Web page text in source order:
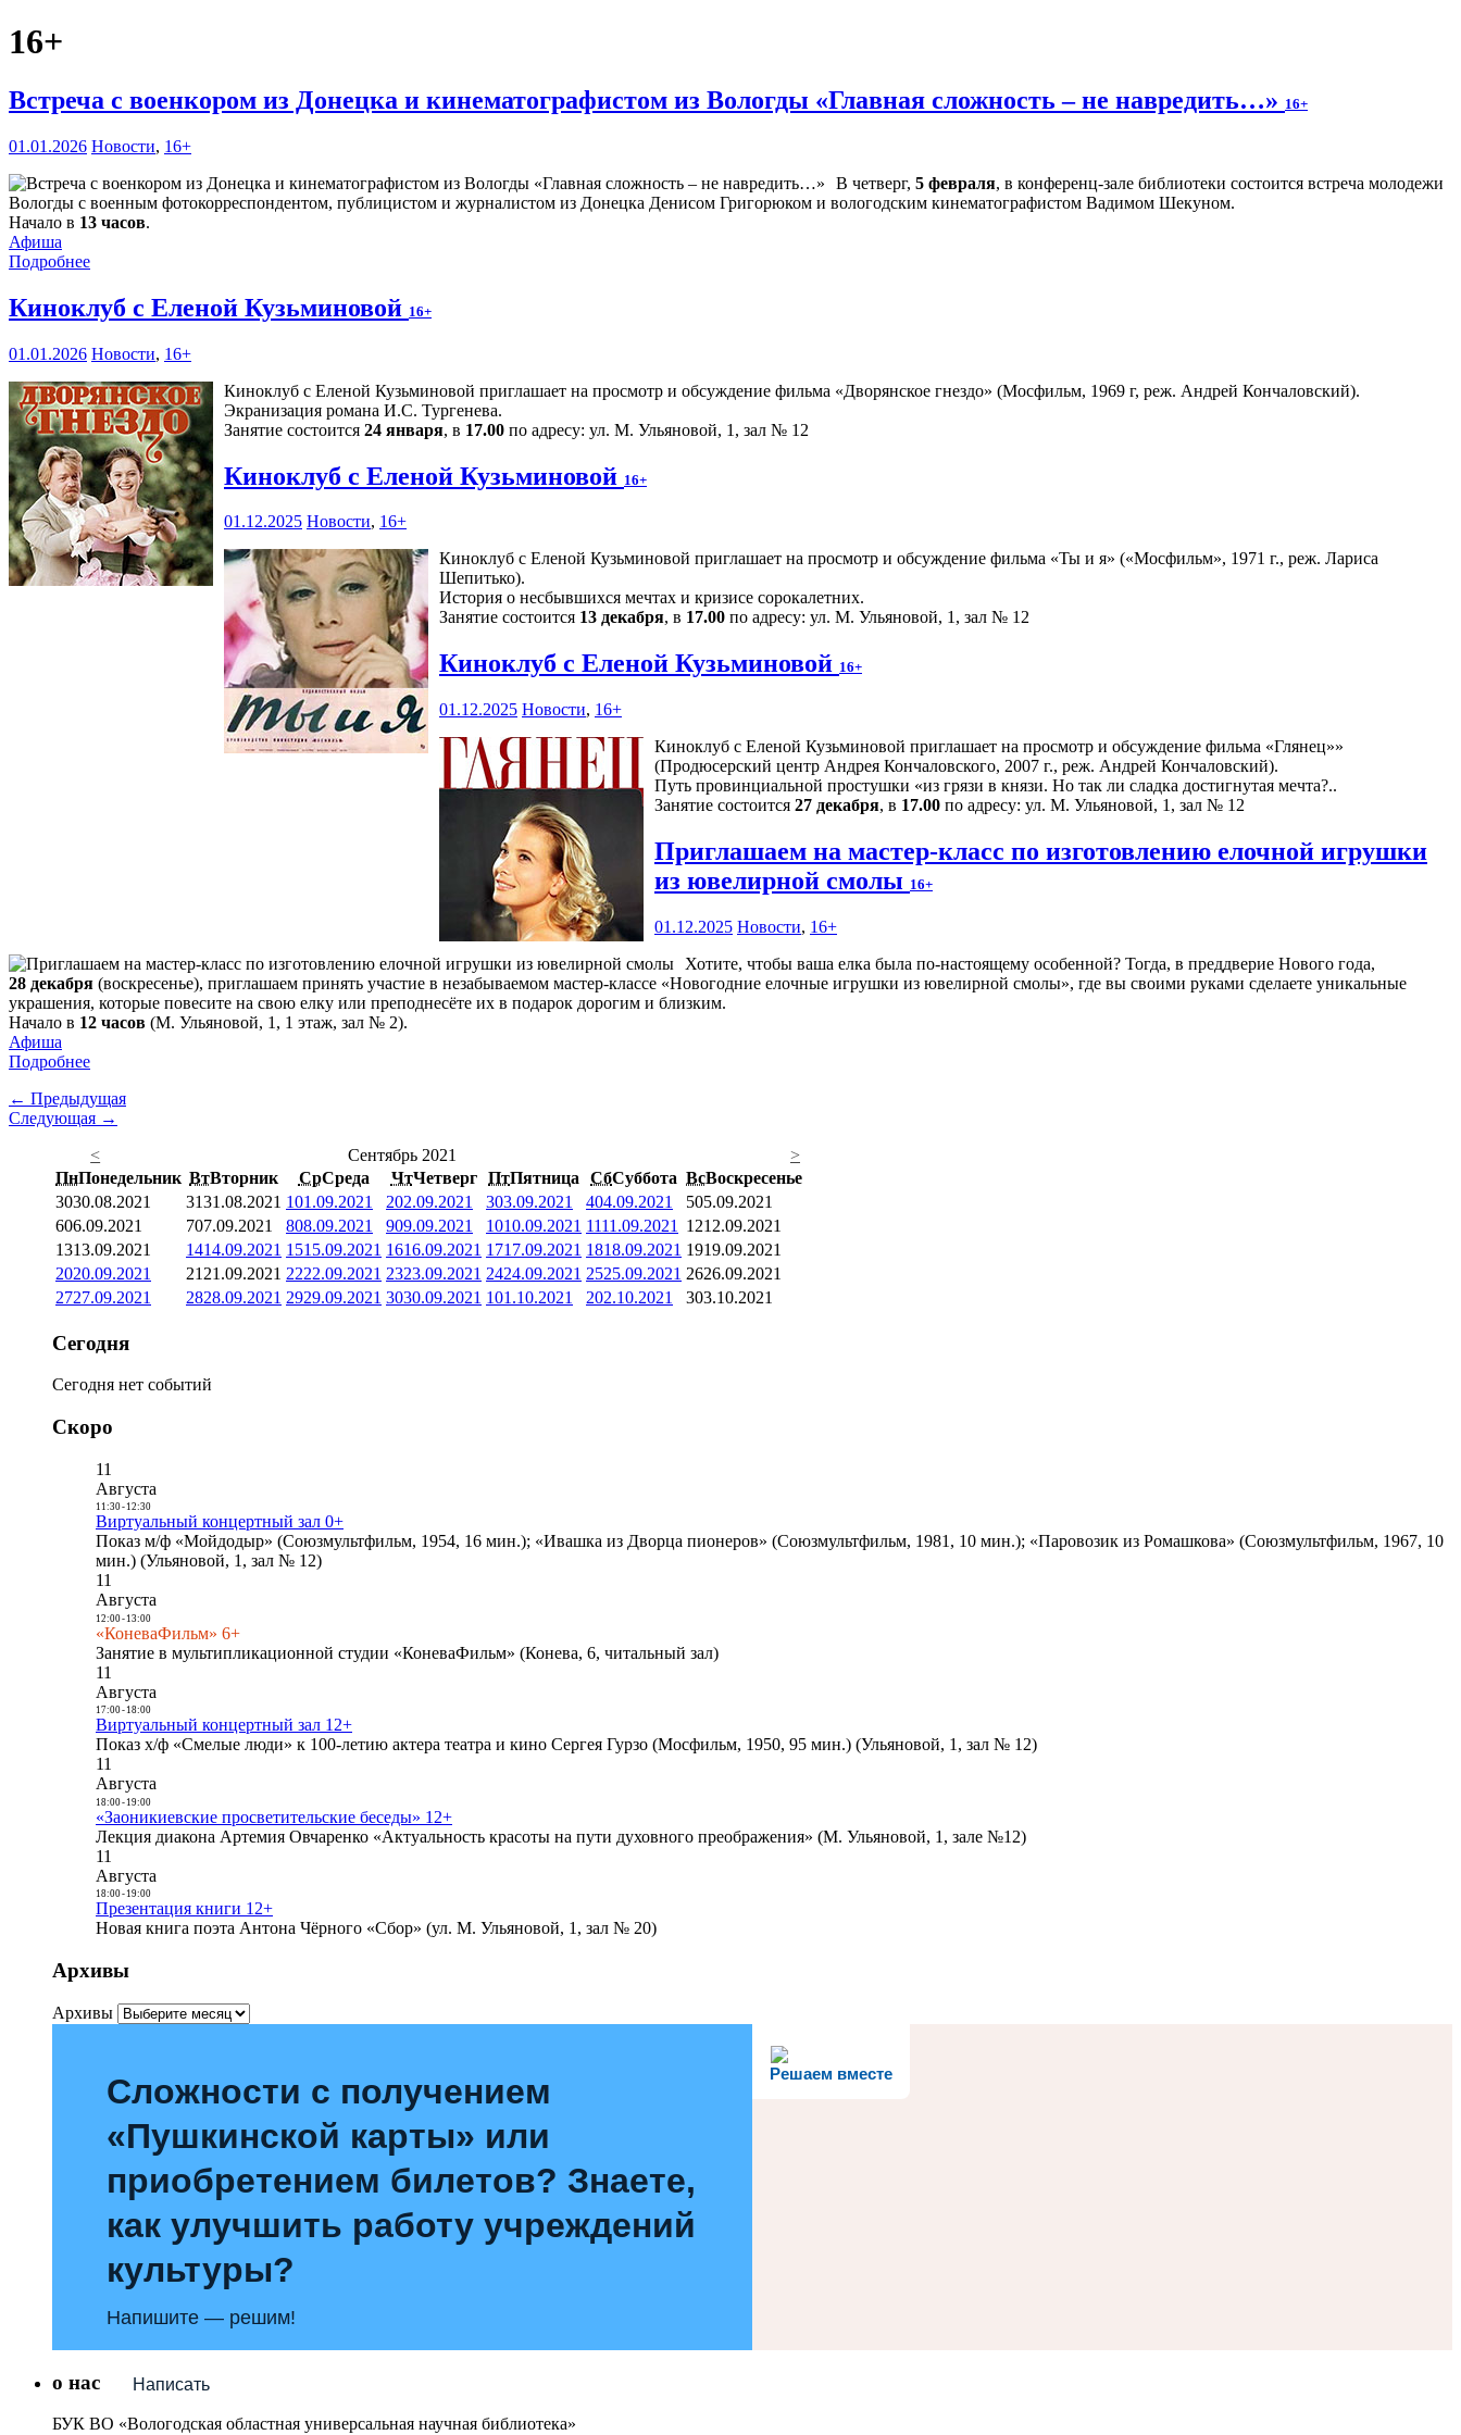
16+
Встреча с военкором из Донецка и кинематографистом из Вологды «Главная сложность – не навредить…» 16+
01.01.2026 Новости, 16+
В четверг, 5 февраля, в конференц-зале библиотеки состоится встреча молодежи
Вологды с военным фотокорреспондентом, публицистом и журналистом из Донецка Денисом Григорюком и вологодским кинематографистом Вадимом Шекуном.
Начало в 13 часов.
Афиша
Подробнее
Киноклуб с Еленой Кузьминовой 16+
01.01.2026 Новости, 16+
Киноклуб с Еленой Кузьминовой приглашает на просмотр и обсуждение фильма «Дворянское гнездо» (Мосфильм, 1969 г, реж. Андрей Кончаловский).
Экранизация романа И.С. Тургенева.
Занятие состоится 24 января, в 17.00 по адресу: ул. М. Ульяновой, 1, зал № 12
Киноклуб с Еленой Кузьминовой 16+
01.12.2025 Новости, 16+
Киноклуб с Еленой Кузьминовой приглашает на просмотр и обсуждение фильма «Ты и я» («Мосфильм», 1971 г., реж. Лариса
Шепитько).
История о несбывшихся мечтах и кризисе сорокалетних.
Занятие состоится 13 декабря, в 17.00 по адресу: ул. М. Ульяновой, 1, зал № 12
Киноклуб с Еленой Кузьминовой 16+
01.12.2025 Новости, 16+
Киноклуб с Еленой Кузьминовой приглашает на просмотр и обсуждение фильма «Глянец»»
(Продюсерский центр Андрея Кончаловского, 2007 г., реж. Андрей Кончаловский).
Путь провинциальной простушки «из грязи в князи. Но так ли сладка достигнутая мечта?..
Занятие состоится 27 декабря, в 17.00 по адресу: ул. М. Ульяновой, 1, зал № 12
Приглашаем на мастер-класс по изготовлению елочной игрушки
из ювелирной смолы 16+
01.12.2025 Новости, 16+
Хотите, чтобы ваша елка была по-настоящему особенной? Тогда, в преддверие Нового года,
28 декабря (воскресенье), приглашаем принять участие в незабываемом мастер-классе «Новогодние елочные игрушки из ювелирной смолы», где вы своими руками сделаете уникальные
украшения, которые повесите на свою елку или преподнесёте их в подарок дорогим и близким.
Начало в 12 часов (М. Ульяновой, 1, 1 этаж, зал № 2).
Афиша
Подробнее
← Предыдущая
Следующая →
<
Сентябрь 2021
>
ПнПонедельник ВтВторник СрСреда ЧтЧетверг ПтПятница СбСуббота ВсВоскресенье
3030.08.2021 3131.08.2021 101.09.2021 202.09.2021 303.09.2021 404.09.2021 505.09.2021
606.09.2021 707.09.2021 808.09.2021 909.09.2021 1010.09.2021 1111.09.2021 1212.09.2021
1313.09.2021 1414.09.2021 1515.09.2021 1616.09.2021 1717.09.2021 1818.09.2021 1919.09.2021
2020.09.2021 21 21.09.2021 2222.09.2021 2323.09.2021 2424.09.2021 2525.09.2021 2626.09.2021
2727.09.2021 2828.09.2021 2929.09.2021 3030.09.2021 101.10.2021 202.10.2021 303.10.2021
Сегодня
Сегодня нет событий
Скоро
11
Августа
11:30- 12:30
Виртуальный концертный зал 0+
Показ м/ф «Мойдодыр» (Союзмультфильм, 1954, 16 мин.); «Ивашка из Дворца пионеров» (Союзмультфильм, 1981, 10 мин.); «Паровозик из Ромашкова» (Союзмультфильм, 1967, 10
мин.) (Ульяновой, 1, зал № 12)
11
Августа
12:00- 13:00
«КоневаФильм» 6+
Занятие в мультипликационной студии «КоневаФильм» (Конева, 6, читальный зал)
11
Августа
17:00- 18:00
Виртуальный концертный зал 12+
Показ х/ф «Смелые люди» к 100-летию актера театра и кино Сергея Гурзо (Мосфильм, 1950, 95 мин.) (Ульяновой, 1, зал № 12)
11
Августа
18:00- 19:00
«Заоникиевские просветительские беседы» 12+
Лекция диакона Артемия Овчаренко «Актуальность красоты на пути духовного преображения» (М. Ульяновой, 1, зале №12)
11
Августа
18:00- 19:00
Презентация книги 12+
Новая книга поэта Антона Чёрного «Сбор» (ул. М. Ульяновой, 1, зал № 20)
Архивы
Архивы
Решаем вместе
Сложности с получением
«Пушкинской карты» или
приобретением билетов? Знаете,
как улучшить работу учреждений
культуры?
Напишите — решим!
Написать
о нас
БУК ВО «Вологодская областная универсальная научная библиотека»